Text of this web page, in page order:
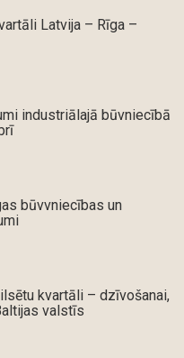
Latvija – Rīga –
industriālajā būvniecībā
būvvniecības un
kvartāli – dzīvošanai,
valstīs